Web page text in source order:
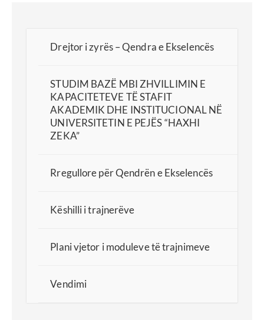
Drejtor i zyrës – Qendra e Ekselencës
STUDIM BAZË MBI ZHVILLIMIN E
KAPACITETEVE TË STAFIT
AKADEMIK DHE INSTITUCIONAL NË
UNIVERSITETIN E PEJËS “HAXHI
ZEKA”
Rregullore për Qendrën e Ekselencës
Këshilli i trajnerëve
Plani vjetor i moduleve të trajnimeve
Vendimi